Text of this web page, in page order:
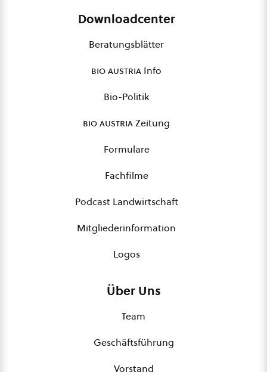
Downloadcenter
Beratungsblätter
bio austria Info
Bio-Politik
bio austriaZeitung
Formulare
Fachfilme
Podcast Landwirtschaft
Mitgliederinformation
Logos
Über Uns
Team
Geschäftsführung
Vorstand